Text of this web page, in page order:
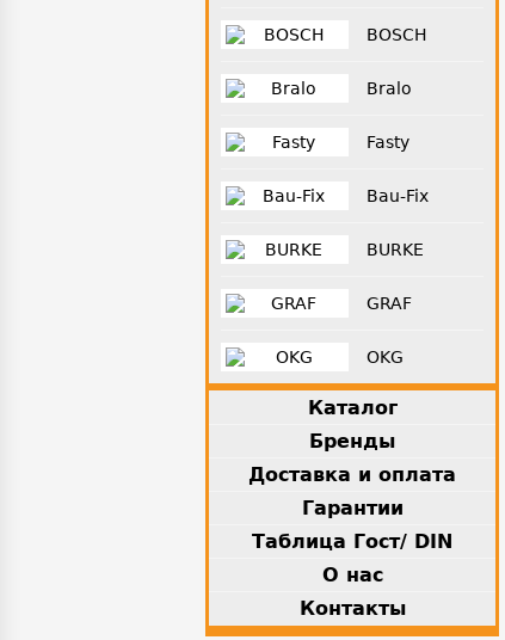
BOSCH
Bralo
Fasty
Bau-Fix
BURKE
GRAF
OKG
Каталог
Бренды
Доставка и оплата
Гарантии
Таблица Гост/ DIN
О нас
Контакты